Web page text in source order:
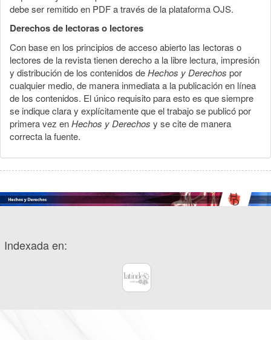
debe ser remitido en PDF a través de la plataforma OJS.
Derechos de lectoras o lectores
Con base en los principios de acceso abierto las lectoras o
lectores de la revista tienen derecho a la libre lectura, impresión
y distribución de los contenidos deHechos y Derechos por
cualquier medio, de manera inmediata a la publicación en línea
de los contenidos. El único requisito para esto es que siempre
se indique clara y explícitamente que el trabajo se publicó por
primera vez enHechos y Derechos y se cite de manera
correcta la fuente.
Indexada en: